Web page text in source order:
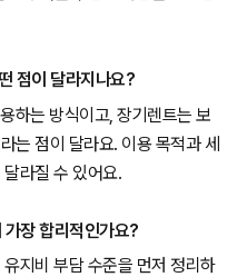
점이 달라지나요?
하는 방식이고, 장기렌트는 보
는 점이 달라요. 이용 목적과 세
라질 수 있어요.
장 합리적인가요?
지비 부담 수준을 먼저 정리하